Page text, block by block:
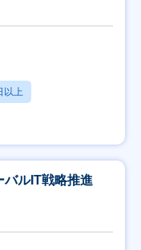
以上
ルIT戦略推進